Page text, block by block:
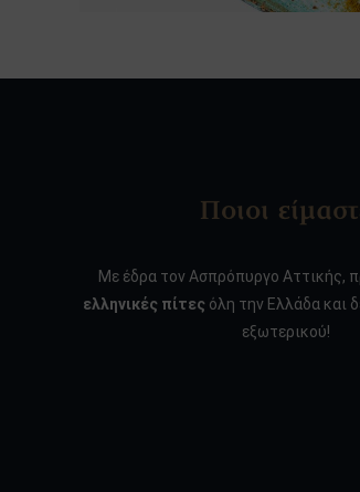
Ποιοι
Με έδρα τον Ασπρόπυργο Αττικής,
ελληνικές πίτεςόλη την Ελλάδα και
εξωτερικού!